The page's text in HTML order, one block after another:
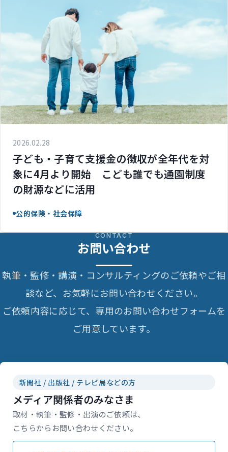
2026.02.28
子ども・子育て支援金の徴収が全年代を対
象に4月より開始 こども誰でも通園制度
の財源などに活用
公的保険・社会保障
CONTACT
お問い合わせ
執筆・監修・講演・コンサルティングのご依頼やご相
談など、お気軽にお問い合わせください。
ご依頼内容に応じて、専用のお問い合わせフォームを
ご用意しています。
新聞社 / 出版社 / テレビ局などの方
メディア関係者のみなさま
取材・執筆・監修・出演のご依頼は、
こちらからお問い合わせください。